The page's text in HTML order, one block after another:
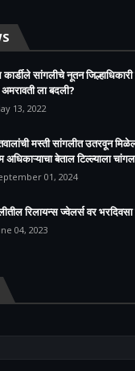
कार्डीले सांगलीचे नूतन
अमरावती ला बदली?
13, 2022
मस्ती सांगलीत उतरवून
अधिकाऱ्याचा बेताल टिल्ल्याला
01, 2024
रिलायन्स ज्वेलर्स वर भरदिवसा
04, 2023